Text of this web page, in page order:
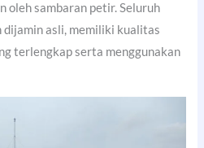
oleh sambaran petir. Seluruh
dijamin asli, memiliki kualitas
terlengkap serta menggunakan